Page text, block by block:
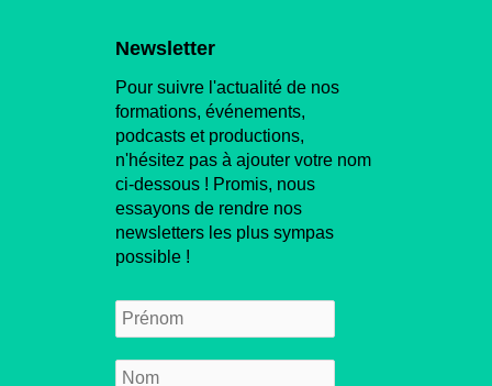
Newsletter
Pour suivre l'actualité de nos
formations, événements,
podcasts et productions,
n'hésitez pas à ajouter votre nom
ci-dessous ! Promis, nous
essayons de rendre nos
newsletters les plus sympas
possible !